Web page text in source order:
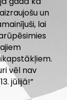
un
lai
vēl nav
jūlijā!”